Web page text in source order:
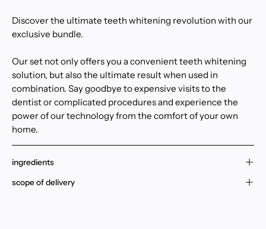
Discover the ultimate teeth whitening revolution with our
exclusive bundle.
Our set not only offers you a convenient teeth whitening
solution, but also the ultimate result when used in
combination. Say goodbye to expensive visits to the
dentist or complicated procedures and experience the
power of our technology from the comfort of your own
home.
ingredients
scope of delivery